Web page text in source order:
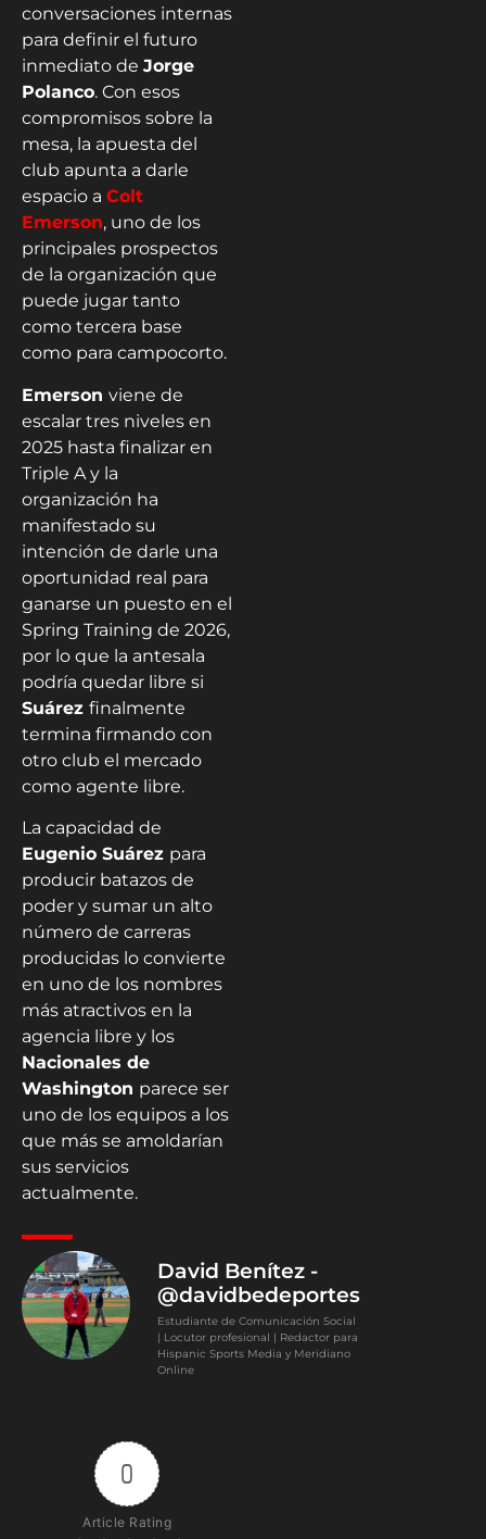
conversaciones internas
para definir el futuro
inmediato de Jorge
Polanco. Con esos
compromisos sobre la
mesa, la apuesta del
club apunta a darle
espacio a Colt
Emerson, uno de los
principales prospectos
de la organización que
puede jugar tanto
como tercera base
como para campocorto.
Emerson viene de
escalar tres niveles en
2025 hasta finalizar en
Triple A y la
organización ha
manifestado su
intención de darle una
oportunidad real para
ganarse un puesto en el
Spring Training de 2026,
por lo que la antesala
podría quedar libre si
Suárez finalmente
termina firmando con
otro club el mercado
como agente libre.
La capacidad de
Eugenio Suárez para
producir batazos de
poder y sumar un alto
número de carreras
producidas lo convierte
en uno de los nombres
más atractivos en la
agencia libre y los
Nacionales de
Washington parece ser
uno de los equipos a los
que más se amoldarían
sus servicios
actualmente.
David Benítez -
@davidbedeportes
Estudiante de Comunicación Social
| Locutor profesional | Redactor para
Hispanic Sports Media y Meridiano
Online
0
Article Rating